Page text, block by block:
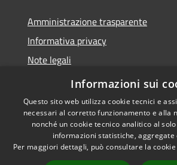
Amministrazione trasparente
Informativa privacy
Note legali
Dichiarazione di accessibilità
Accessibilità
Informazioni sui
Questo sito web utilizza cookie tecnici e
necessari al corretto funzionamento e alla
nonché un cookie tecnico analitico al
informazioni statistiche, aggregate
Per maggiori dettagli, può consultare la